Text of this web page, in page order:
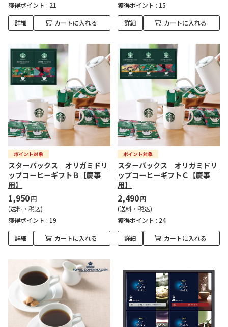
獲得ポイント : 21
詳細 カートに入れる
獲得ポイント : 15
詳細 カートに入れる
スターバックス オリガミドリ
ップコーヒーギフトＢ【慶事
用】
1,950円
(送料・税込)
獲得ポイント : 19
詳細 カートに入れる
スターバックス オリガミドリ
ップコーヒーギフトＣ【慶事
用】
2,490円
(送料・税込)
獲得ポイント : 24
詳細 カートに入れる